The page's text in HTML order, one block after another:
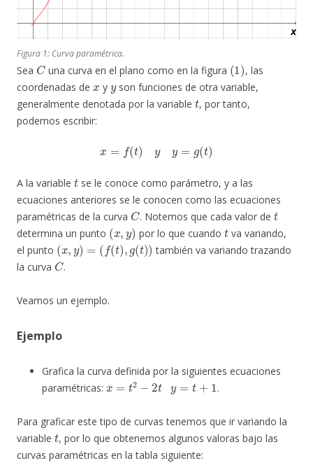
Figura 1: Curva paramétrica.
Sea
C
una curva en el plano como en la figura
(1 )
, las
coordenadas de
x
y
y
son funciones de otra variable,
generalmente denotada por la variable
t
, por tanto,
podemos escribir:
=f(t) y y= t)
A la variable
se le conoce como parámetro, y a las
ecuaciones anteriores se le conocen como las ecuaciones
paramétricas de la curva
C
. Notemos que cada valor de
t
determina un punto
(x ,y
por lo que cuando
t
va variando,
el punto
(x ,y) =(f(t),g(t))
también va variando trazando
la curva
C
.
Veamos un ejemplo.
Ejemplo
Grafica la curva definida por la siguientes ecuaciones
paramétricas:
x =t2−2t y= t+ 1
.
Para graficar este tipo de curvas tenemos que ir variando la
variable
t
, por lo que obtenemos algunos valoras bajo las
curvas paramétricas en la tabla siguiente: